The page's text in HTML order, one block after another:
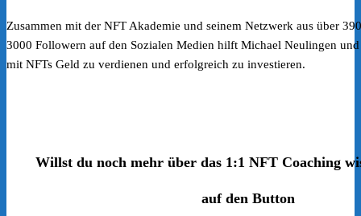
Zusammen mit der NFT Akademie und seinem Netzwerk aus über
3000 Followern auf den Sozialen Medien hilft Michael Neulingen
mit NFTs Geld zu verdienen und erfolgreich zu investieren.
Willst du noch mehr über das 1:1 NFT Coaching
auf den Button